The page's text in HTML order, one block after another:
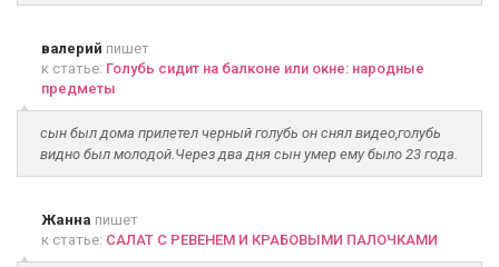
валерий пишет
к статье: Голубь сидит на балконе или окне: народные
предметы
сын был дома прилетел черный голубь он снял видео,голубь
видно был молодой.Через два дня сын умер ему было 23 года.
Жанна пишет
к статье: САЛАТ С РЕВЕНЕМ И КРАБОВЫМИ ПАЛОЧКАМИ